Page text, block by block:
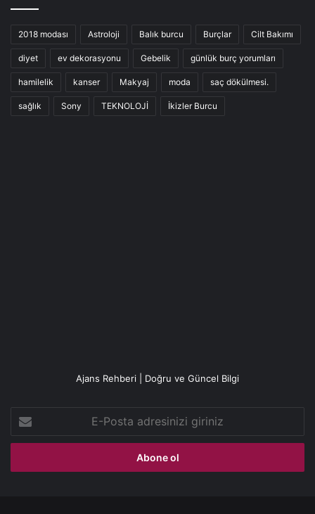
2018 modası Astroloji Balık burcu Burçlar Cilt Bakımı
diyet ev dekorasyonu Gebelik günlük burç yorumları
hamilelik kanser Makyaj moda saç dökülmesi.
sağlık Sony TEKNOLOJİ İkizler Burcu
Ajans Rehberi | Doğru ve Güncel Bilgi
Posta
adresinizi